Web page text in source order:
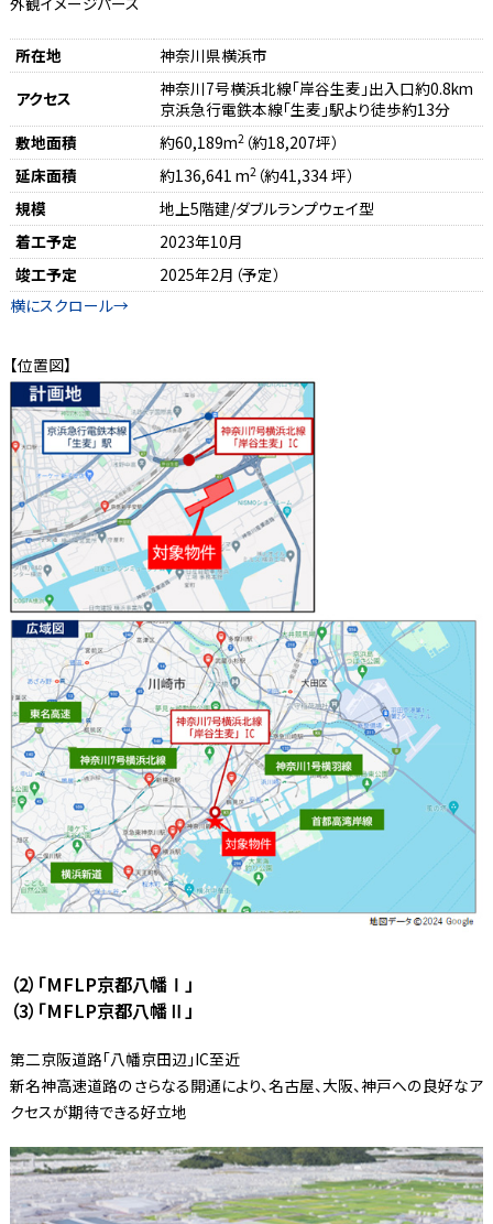
所在地
神奈川県横浜市
アクセス
神奈川7号横浜北線「岸谷生麦」出入口約0.8km
京浜急行電鉄本線「生麦」駅より徒歩約13分
敷地面積
約60,189m2（約18,207坪）
延床面積
約136,641 m2（約41,334 坪）
規模
地上5階建/ダブルランプウェイ型
着工予定
2023年10月
竣工予定
2025年2月（予定）
【位置図】
（2）「MFLP京都八幡Ⅰ」
（3）「MFLP京都八幡Ⅱ」
第二京阪道路「八幡京田辺」IC至近
新名神高速道路のさらなる開通により、名古屋、大阪、神戸への良好なア
クセスが期待できる好立地